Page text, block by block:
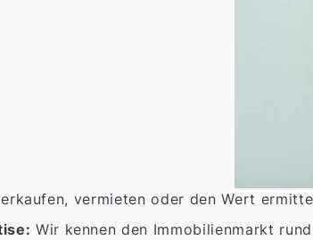
vermieten oder den Wert
Wir kennen den Immobilienmarkt